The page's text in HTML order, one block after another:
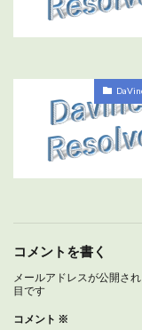
コメントを書く
メールアドレスが公開さ
目です
コメント ※